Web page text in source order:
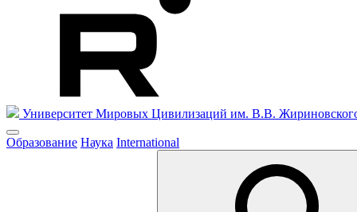
Университет Мировых Цивилизаций им. В.В.
Образование Наука International